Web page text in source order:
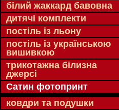
білий жаккард бавовна
дитячі комплекти
постіль із льону
постіль із українською
вишивкою
трикотажна білизна
джерсі
Сатин фотопринт
ковдри та подушки